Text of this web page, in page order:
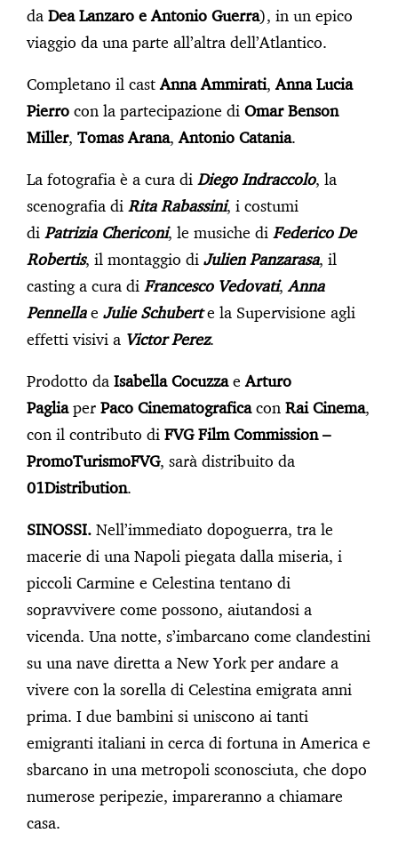
da Dea Lanzaro e Antonio Guerra), in un epico
viaggio da una parte all’altra dell’Atlantico.
Completano il castAnna Ammirati,Anna Lucia
Pierro con la partecipazione di Omar Benson
Miller, Tomas Arana,Antonio Catania.
La fotografia è a cura di Diego Indraccolo, la
scenografia di Rita Rabassini, i costumi
di Patrizia Chericoni, le musiche di Federico De
Robertis, il montaggio di Julien Panzarasa, il
casting a cura di Francesco Vedovati,Anna
Pennellae Julie Schuberte la Supervisione agli
effetti visivi a Victor Perez.
Prodotto da Isabella CocuzzaeArturo
Pagliaper Paco Cinematograficacon Rai Cinema,
con il contributo di FVG Film Commission –
PromoTurismoFVG, sarà distribuito da
01Distribution.
SINOSSI. Nell’immediato dopoguerra, tra le
macerie di una Napoli piegata dalla miseria, i
piccoli Carmine e Celestina tentano di
sopravvivere come possono, aiutandosi a
vicenda. Una notte, s’imbarcano come clandestini
su una nave diretta a New York per andare a
vivere con la sorella di Celestina emigrata anni
prima. I due bambini si uniscono ai tanti
emigranti italiani in cerca di fortuna in America e
sbarcano in una metropoli sconosciuta, che dopo
numerose peripezie, impareranno a chiamare
casa.